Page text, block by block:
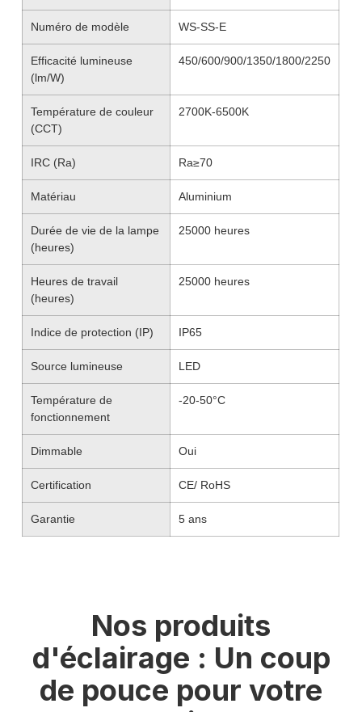
Numéro de modèle WS-SS-E
Efficacité lumineuse
(lm/W)
450/600/900/1350/1800/2250
Température de couleur
(CCT)
2700K-6500K
IRC (Ra) Ra≥70
Matériau Aluminium
Durée de vie de la lampe
(heures)
25000 heures
Heures de travail
(heures)
25000 heures
Indice de protection (IP) IP65
Source lumineuse LED
Température de
fonctionnement
-20-50°C
Dimmable Oui
Certification CE/ RoHS
Garantie 5 ans
Nos produits
d'éclairage : Un coup
de pouce pour votre